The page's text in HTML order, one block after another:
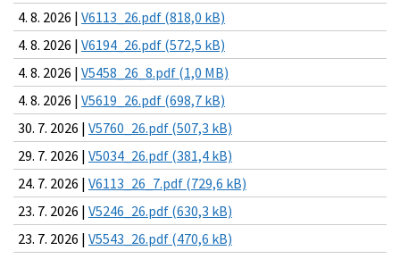
4. 8. 2026 | V6113_26.pdf (818,0 kB)
4. 8. 2026 | V6194_26.pdf (572,5 kB)
4. 8. 2026 | V5458_26_8.pdf (1,0 MB)
4. 8. 2026 | V5619_26.pdf (698,7 kB)
30. 7. 2026 | V5760_26.pdf (507,3 kB)
29. 7. 2026 | V5034_26.pdf (381,4 kB)
24. 7. 2026 | V6113_26_7.pdf (729,6 kB)
23. 7. 2026 | V5246_26.pdf (630,3 kB)
23. 7. 2026 | V5543_26.pdf (470,6 kB)